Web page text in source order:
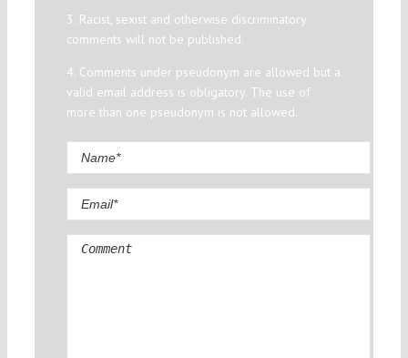
3. Racist, sexist and otherwise discriminatory
comments will not be published.
4. Comments under pseudonym are allowed but a
valid email address is obligatory. The use of
more than one pseudonym is not allowed.
Comment